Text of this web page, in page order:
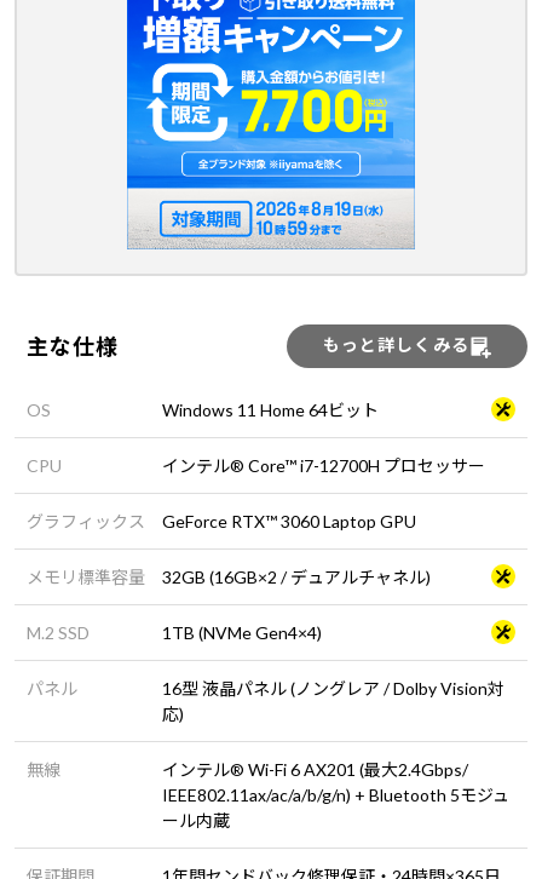
主な仕様 もっと詳しくみる
OS Windows 11 Home 64ビット
CPU インテル® Core™ i7-12700H プロセッサー
グラフィックス GeForce RTX™ 3060 Laptop GPU
メモリ標準容量 32GB (16GB×2 / デュアルチャネル)
M.2 SSD 1TB (NVMe Gen4×4)
パネル
16型 液晶パネル (ノングレア / Dolby Vision対
応)
無線
インテル® Wi-Fi 6 AX201 (最大2.4Gbps/
IEEE802.11ax/ac/a/b/g/n) + Bluetooth 5モジュ
ール内蔵